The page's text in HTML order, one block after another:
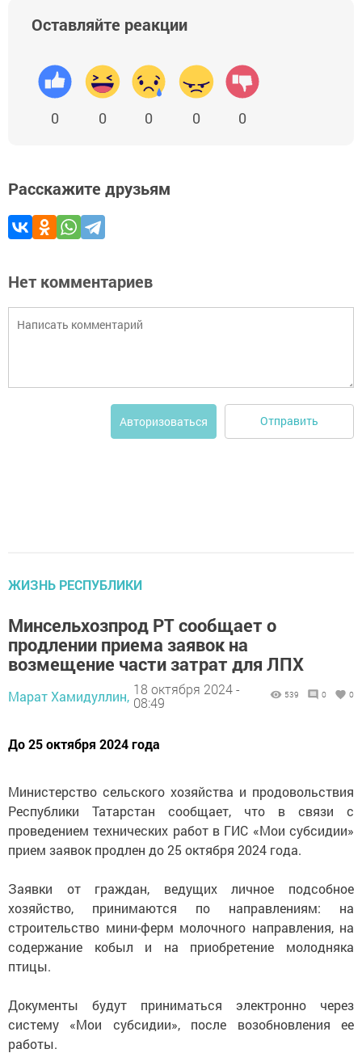
Оставляйте реакции
0 0 0 0 0
Расскажите друзьям
Нет комментариев
Авторизоваться Отправить
ЖИЗНЬ РЕСПУБЛИКИ
Минсельхозпрод РТ сообщает о
продлении приема заявок на
возмещение части затрат для ЛПХ
Марат Хамидуллин, 18 октября 2024 -
08:49
539 0 0
До 25 октября 2024 года
Министерство сельского хозяйства и продовольствия
Республики Татарстан сообщает, что в связи с
проведением технических работ в ГИС «Мои субсидии»
прием заявок продлен до 25 октября 2024 года.
Заявки от граждан, ведущих личное подсобное
хозяйство, принимаются по направлениям: на
строительство мини-ферм молочного направления, на
содержание кобыл и на приобретение молодняка
птицы.
Документы будут приниматься электронно через
систему «Мои субсидии», после возобновления ее
работы.